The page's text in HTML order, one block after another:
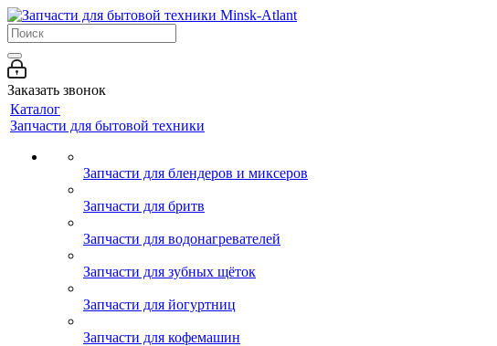
Заказать звонок
Каталог
Запчасти для бытовой техники
Запчасти для блендеров и миксеров
Запчасти для бритв
Запчасти для водонагревателей
Запчасти для зубных щёток
Запчасти для йогуртниц
Запчасти для кофемашин